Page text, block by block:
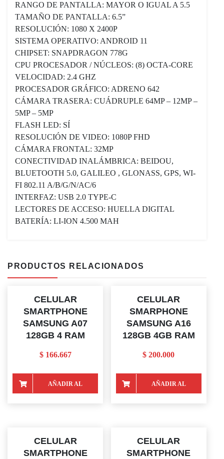
RANGO DE PANTALLA: MAYOR O IGUAL A 5.5
TAMAÑO DE PANTALLA: 6.5”
RESOLUCIÓN: 1080 X 2400P
SISTEMA OPERATIVO: ANDROID 11
CHIPSET: SNAPDRAGON 778G
CPU PROCESADOR / NÚCLEOS: (8) OCTA-CORE
VELOCIDAD: 2.4 GHZ
PROCESADOR GRÁFICO: ADRENO 642
CÁMARA TRASERA: CUÁDRUPLE 64MP – 12MP –
5MP – 5MP
FLASH LED: SÍ
RESOLUCIÓN DE VIDEO: 1080P FHD
CÁMARA FRONTAL: 32MP
CONECTIVIDAD INALÁMBRICA: BEIDOU,
BLUETOOTH 5.0, GALILEO , GLONASS, GPS, WI-
FI 802.11 A/B/G/N/AC/6
INTERFAZ: USB 2.0 TYPE-C
LECTORES DE ACCESO: HUELLA DIGITAL
BATERÍA: LI-ION 4.500 MAH
PRODUCTOS RELACIONADOS
CELULAR
SMARTPHONE
SAMSUNG A07
128GB 4 RAM
$166.667
AÑADIR AL
CELULAR
SMARPHONE
SAMSUNG A16
128GB 4GB RAM
$ 200.000
AÑADIR AL
CELULAR
SMARTPHONE
CELULAR
SMARTPHONE